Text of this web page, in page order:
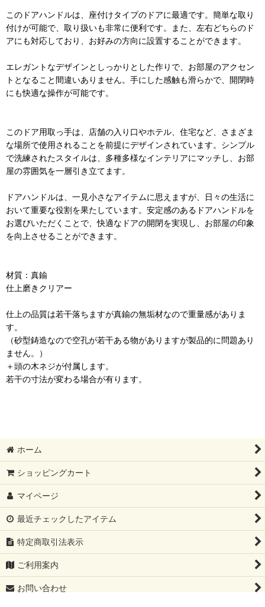
このドアハンドルは、座付けタイプのドアに最適です。簡単な取り
付けが可能で、取り扱いも非常に便利です。また、左右どちらのド
アにも対応しており、お好みの方向に設置することができます。
エレガントなデザインとしっかりとした作りで、お部屋のアクセン
トとなること間違いありません。手にした感触も滑らかで、開閉時
にも快適な操作が可能です。
このドア用取っ手は、店舗の入り口やホテル、住宅など、さまざま
な場所で使用されることを前提にデザインされています。シンプル
で洗練されたスタイルは、多種多様なインテリアにマッチし、お部
屋の雰囲気を一層引き立てます。
ドアハンドルは、一見小さなアイテムに思えますが、日々の生活に
おいて重要な役割を果たしています。安定感のあるドアハンドルを
お選びいただくことで、快適なドアの開閉を実現し、お部屋の印象
を向上させることができます。
材質：真鍮
仕上磨きクリアー
仕上の品質は若干落ちますが真鍮の無垢材なので重量感がありま
す。
（砂型鋳造なので空孔が若干ある物がありますが製品的に問題あり
ません。）
＋頭の木ネジが付属します。
若干の寸法が変わる場合が有ります。
ホーム
ショッピングカート
マイページ
最近チェックしたアイテム
特定商取引法表示
ご利用案内
お問い合わせ